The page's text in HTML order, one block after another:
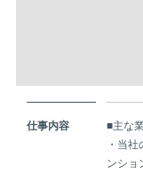
仕事内容
■主な
・当
ンショ